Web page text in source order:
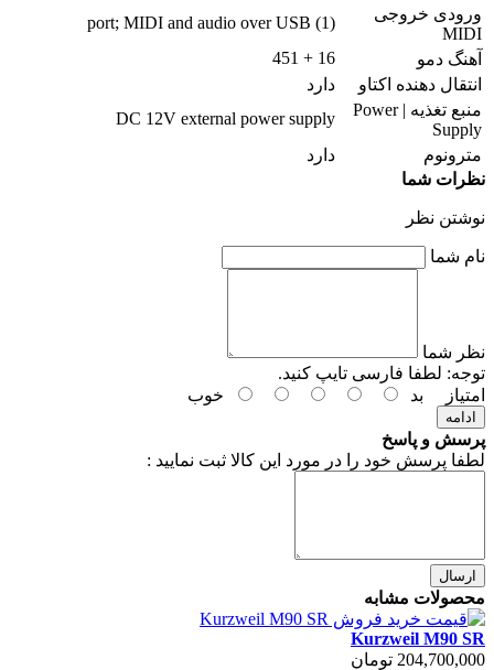
ورودی خروجی
MIDI
(1) port; MIDI and audio over USB
آهنگ دمو
16 + 451
انتقال دهنده اکتاو
دارد
منبع تغذیه | Power
Supply
DC 12V external power supply
مترونوم
دارد
نظرات شما
نوشتن نظر
نام شما
نظر شما
توجه: لطفا فارسی تایپ کنید.
امتیاز
بد خوب
ادامه
پرسش و پاسخ
لطفا پرسش خود را در مورد این کالا ثبت نمایید :
ارسال
محصولات مشابه
Kurzweil M90 SR
204,700,000 تومان